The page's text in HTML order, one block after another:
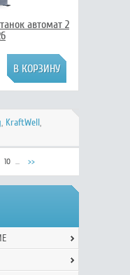
автомат 2
, KraftWell,
10 ... >>